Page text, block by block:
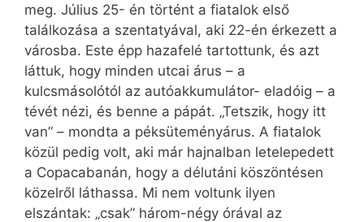
meg. Július 25- én történt a fiatalok első
találkozása a szentatyával, aki 22-én érkezett a
városba. Este épp hazafelé tartottunk, és azt
láttuk, hogy minden utcai árus – a
kulcsmásolótól az autóakkumulátor- eladóig – a
tévét nézi, és benne a pápát. „Tetszik, hogy itt
van” – mondta a péksüteményárus. A fiatalok
közül pedig volt, aki már hajnalban letelepedett
a Copacabanán, hogy a délutáni köszöntésen
közelről láthassa. Mi nem voltunk ilyen
elszántak: „csak” három-négy órával az